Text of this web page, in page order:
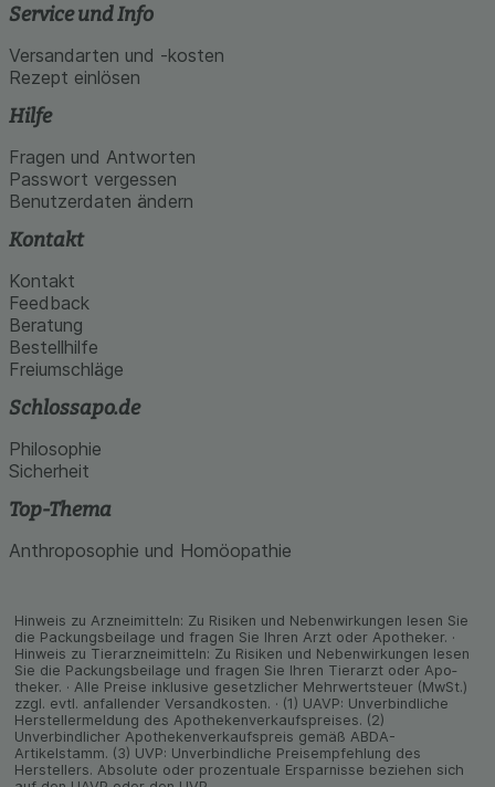
Service und Info
Versandarten und -kosten
Rezept einlösen
Hilfe
Fragen und Antworten
Passwort vergessen
Benutzerdaten ändern
Kontakt
Kontakt
Feedback
Beratung
Bestellhilfe
Freiumschläge
Schlossapo.de
Philosophie
Sicherheit
Top-Thema
Anthroposophie und Homöopathie
Hinweis zu Arzneimitteln: Zu Risiken und Neben­wirkungen lesen Sie
die Packungs­beilage und fragen Sie Ihren Arzt oder Apo­theker. ·
Hinweis zu Tier­arz­nei­mitteln: Zu Risiken und Neben­wirkungen lesen
Sie die Packungs­beilage und fragen Sie Ihren Tier­arzt oder Apo­
theker. · Alle Preise inklusive gesetz­licher Mehrwertsteuer (MwSt.)
zzgl. evtl. anfallender Versand­kosten. · (1) UAVP: Unverbindliche
Herstellermeldung des Apothekenverkaufspreises. (2)
Unverbindlicher Apothekenverkaufspreis gemäß ABDA-
Artikelstamm. (3) UVP: Unverbindliche Preisempfehlung des
Herstellers. Absolute oder prozentuale Ersparnisse beziehen sich